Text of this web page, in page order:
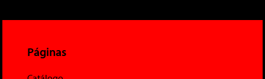
Páginas